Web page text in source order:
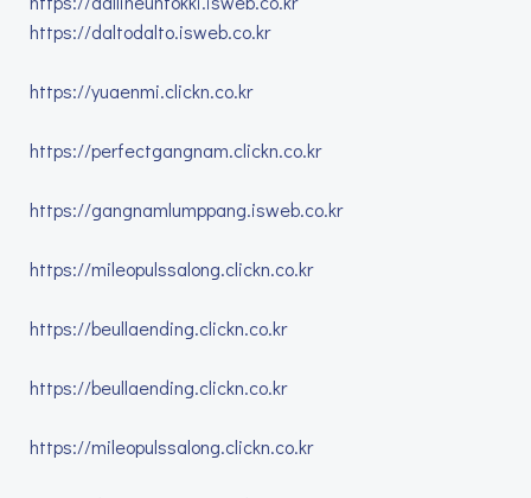
https://daltodalto.isweb.co.kr
https://yuaenmi.clickn.co.kr
https://perfectgangnam.clickn.co.kr
https://gangnamlumppang.isweb.co.kr
https://mileopulssalong.clickn.co.kr
https://beullaending.clickn.co.kr
https://beullaending.clickn.co.kr
https://mileopulssalong.clickn.co.kr